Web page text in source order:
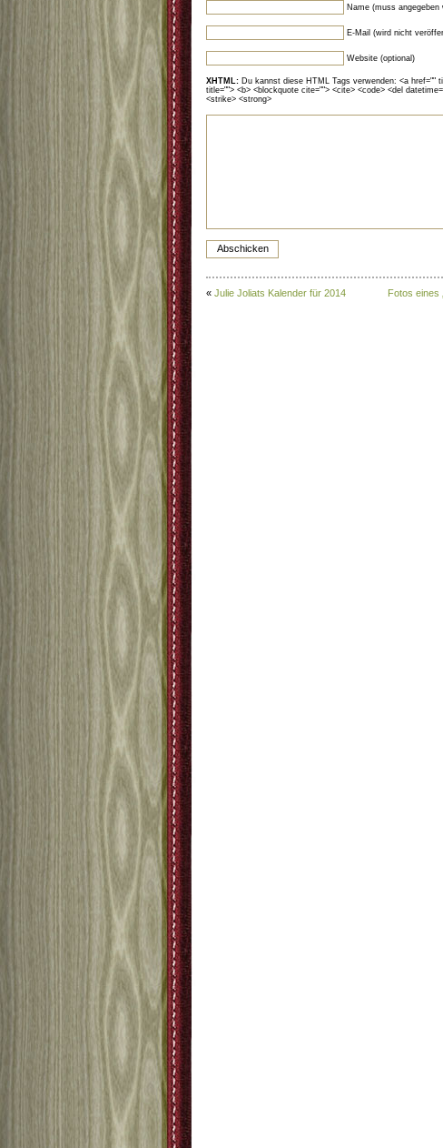
Name (muss angegeben
E-Mail (wird nicht
Website (optional)
XHTML: Du kannst diese HTML Tags verwenden: <a href=""
title=""> <b> <blockquote cite=""> <cite> <code> <del
<strike> <strong>
« Julie Joliats Kalender für 2014 Fotos eines